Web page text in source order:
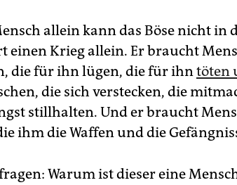
allein kann das Böse nicht in
einen Krieg allein. Er braucht
die für ihn lügen, die für ihntöten
die sich verstecken, die
stillhalten. Und er braucht
ihm die Waffen und die
Warum ist dieser eine